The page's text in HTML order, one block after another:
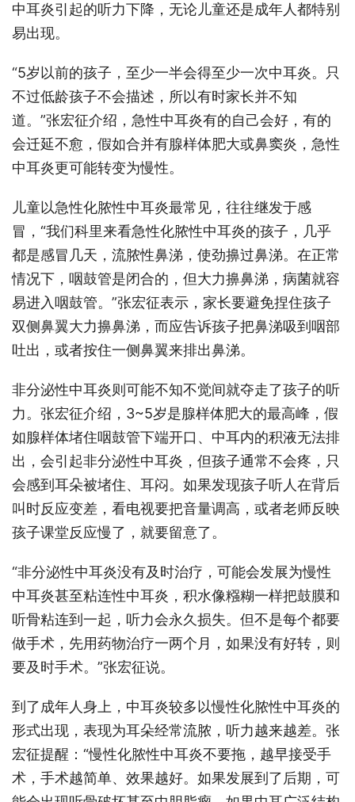
中耳炎引起的听力下降，无论儿童还是成年人都特别
易出现。
“5岁以前的孩子，至少一半会得至少一次中耳炎。只
不过低龄孩子不会描述，所以有时家长并不知
道。”张宏征介绍，急性中耳炎有的自己会好，有的
会迁延不愈，假如合并有腺样体肥大或鼻窦炎，急性
中耳炎更可能转变为慢性。
儿童以急性化脓性中耳炎最常见，往往继发于感
冒，“我们科里来看急性化脓性中耳炎的孩子，几乎
都是感冒几天，流脓性鼻涕，使劲擤过鼻涕。在正常
情况下，咽鼓管是闭合的，但大力擤鼻涕，病菌就容
易进入咽鼓管。”张宏征表示，家长要避免捏住孩子
双侧鼻翼大力擤鼻涕，而应告诉孩子把鼻涕吸到咽部
吐出，或者按住一侧鼻翼来排出鼻涕。
非分泌性中耳炎则可能不知不觉间就夺走了孩子的听
力。张宏征介绍，3~5岁是腺样体肥大的最高峰，假
如腺样体堵住咽鼓管下端开口、中耳内的积液无法排
出，会引起非分泌性中耳炎，但孩子通常不会疼，只
会感到耳朵被堵住、耳闷。如果发现孩子听人在背后
叫时反应变差，看电视要把音量调高，或者老师反映
孩子课堂反应慢了，就要留意了。
“非分泌性中耳炎没有及时治疗，可能会发展为慢性
中耳炎甚至粘连性中耳炎，积水像糨糊一样把鼓膜和
听骨粘连到一起，听力会永久损失。但不是每个都要
做手术，先用药物治疗一两个月，如果没有好转，则
要及时手术。”张宏征说。
到了成年人身上，中耳炎较多以慢性化脓性中耳炎的
形式出现，表现为耳朵经常流脓，听力越来越差。张
宏征提醒：“慢性化脓性中耳炎不要拖，越早接受手
术，手术越简单、效果越好。如果发展到了后期，可